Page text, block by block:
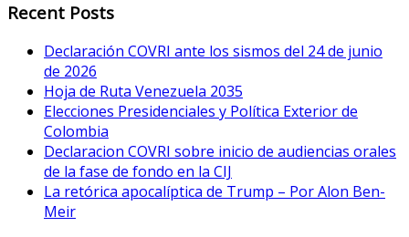
Recent Posts
Declaración COVRI ante los sismos del 24 de junio
de 2026
Hoja de Ruta Venezuela 2035
Elecciones Presidenciales y Política Exterior de
Colombia
Declaracion COVRI sobre inicio de audiencias orales
de la fase de fondo en la CIJ
La retórica apocalíptica de Trump – Por Alon Ben-
Meir